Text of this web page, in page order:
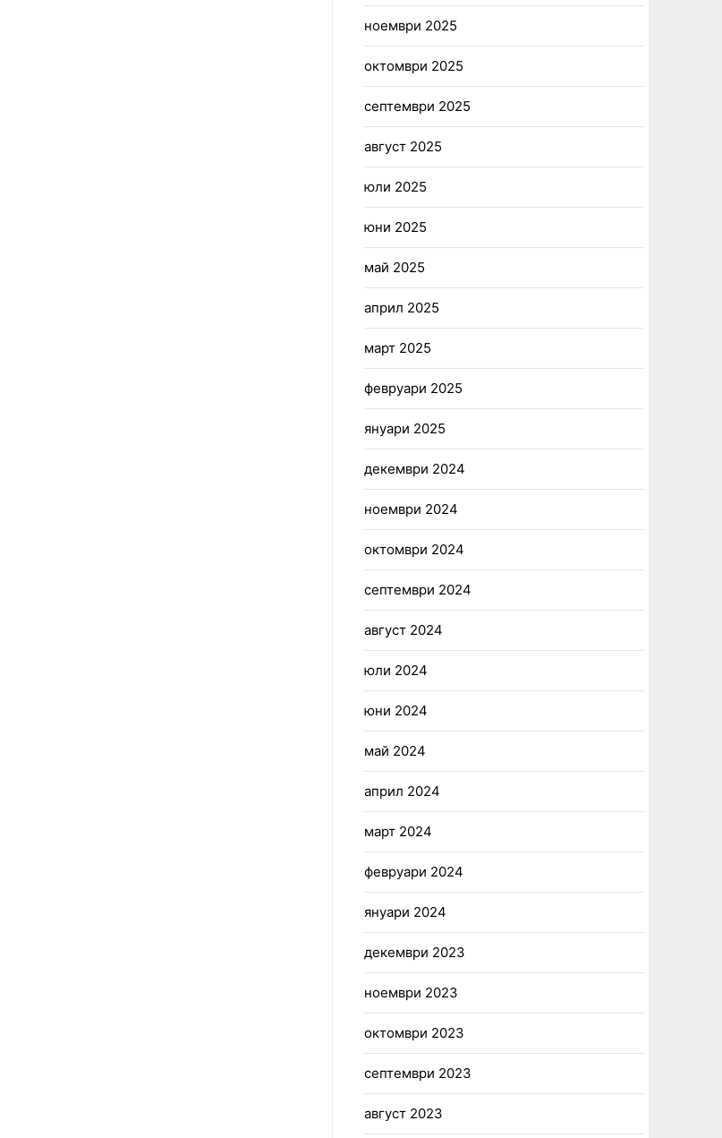
ноември 2025
октомври 2025
септември 2025
август 2025
юли 2025
юни 2025
май 2025
април 2025
март 2025
февруари 2025
януари 2025
декември 2024
ноември 2024
октомври 2024
септември 2024
август 2024
юли 2024
юни 2024
май 2024
април 2024
март 2024
февруари 2024
януари 2024
декември 2023
ноември 2023
октомври 2023
септември 2023
август 2023